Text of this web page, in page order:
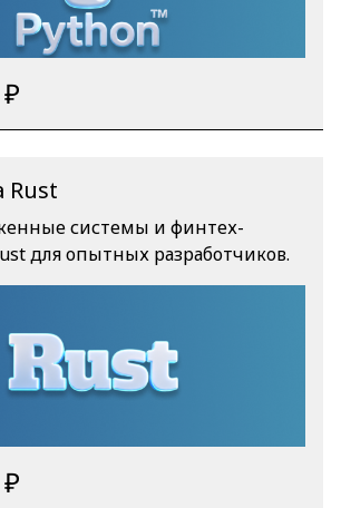
Rust
системы и финтех-
на Rust для опытных разработчиков.